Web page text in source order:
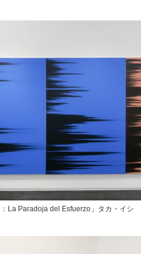
La Paradoja del Esfuerzo」タカ・イシ